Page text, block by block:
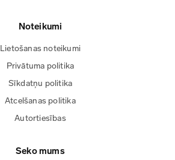
Noteikumi
Lietošanas noteikumi
Privātuma politika
Sīkdatņu politika
Atcelšanas politika
Autortiesības
Seko mums